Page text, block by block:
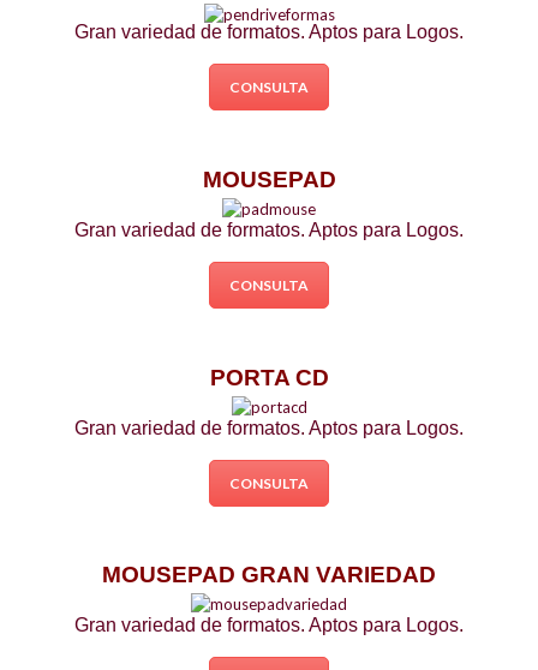
Gran variedad de formatos. Aptos para Logos.
CONSULTA
MOUSEPAD
Gran variedad de formatos. Aptos para Logos.
CONSULTA
PORTA CD
Gran variedad de formatos. Aptos para Logos.
CONSULTA
MOUSEPAD GRAN VARIEDAD
Gran variedad de formatos. Aptos para Logos.